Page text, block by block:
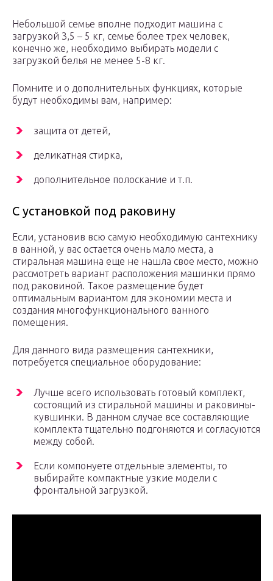
Небольшой семье вполне подходит машина с
загрузкой 3,5 – 5 кг, семье более трех человек,
конечно же, необходимо выбирать модели с
загрузкой белья не менее 5-8 кг.
Помните и о дополнительных функциях, которые
будут необходимы вам, например:
защита от детей,
деликатная стирка,
дополнительное полоскание и т.п.
С установкой под раковину
Если, установив всю самую необходимую сантехнику
в ванной, у вас остается очень мало места, а
стиральная машина еще не нашла свое место, можно
рассмотреть вариант расположения машинки прямо
под раковиной. Такое размещение будет
оптимальным вариантом для экономии места и
создания многофункционального ванного
помещения.
Для данного вида размещения сантехники,
потребуется специальное оборудование:
Лучше всего использовать готовый комплект,
состоящий из стиральной машины и раковины-
кувшинки. В данном случае все составляющие
комплекта тщательно подгоняются и согласуются
между собой.
Если компонуете отдельные элементы, то
выбирайте компактные узкие модели с
фронтальной загрузкой.